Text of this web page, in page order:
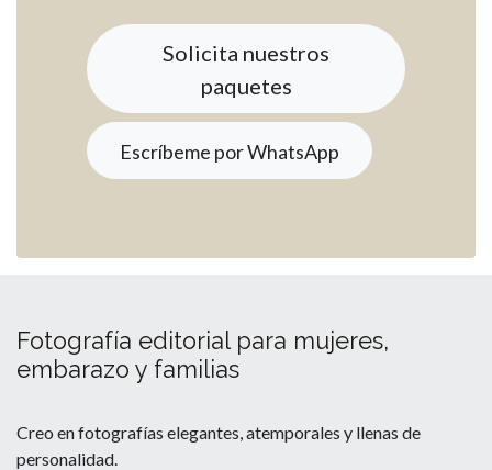
Solicita nuestros
paquetes
Escríbeme por WhatsApp
Fotografía editorial para mujeres,
embarazo y familias
Creo en fotografías elegantes, atemporales y llenas de
personalidad.